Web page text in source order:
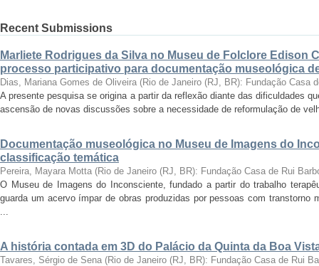
Recent Submissions
Marliete Rodrigues da Silva no Museu de Folclore Edison
processo participativo para documentação museológica
Dias, Mariana Gomes de Oliveira (Rio de Janeiro (RJ, BR): Fundação Casa
A presente pesquisa se origina a partir da reflexão diante das dificuldades
ascensão de novas discussões sobre a necessidade de reformulação de
Documentação museológica no Museu de Imagens do
classificação temática
Pereira, Mayara Motta (Rio de Janeiro (RJ, BR): Fundação Casa de Rui
O Museu de Imagens do Inconsciente, fundado a partir do trabalho
guarda um acervo ímpar de obras produzidas por pessoas com transtorno
A história contada em 3D do Palácio da Quinta da Boa
Tavares, Sérgio de Sena (Rio de Janeiro (RJ, BR): Fundação Casa de Rui